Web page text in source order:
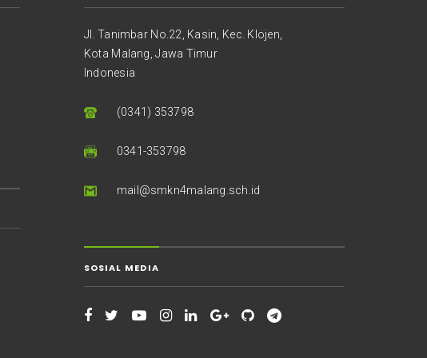
Jl. Tanimbar No.22, Kasin, Kec. Klojen,
Kota Malang, Jawa Timur
Indonesia
(0341) 353798
0341-353798
mail@smkn4malang.sch.id
SOSIAL MEDIA